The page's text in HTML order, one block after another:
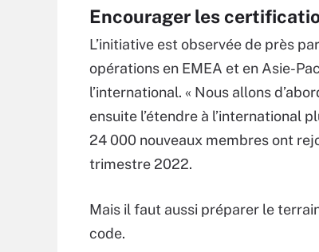
Encourager les
L’initiative est observée de près
opérations en EMEA et en Asie-
l’international. « Nous allons
ensuite l’étendre à l’international
24 000 nouveaux membres ont
trimestre 2022.
Mais il faut aussi préparer le
code.